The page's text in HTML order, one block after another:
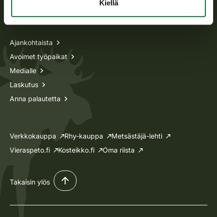
Kiellä
Tietoa meistä
Ajankohtaista
Avoimet työpaikat
Medialle
Laskutus
Anna palautetta
Verkkokauppa Rhy-kauppa
Metsästäjä-lehti
Vieraspeto.fi
Kosteikko.fi Oma riista
Takaisin ylös